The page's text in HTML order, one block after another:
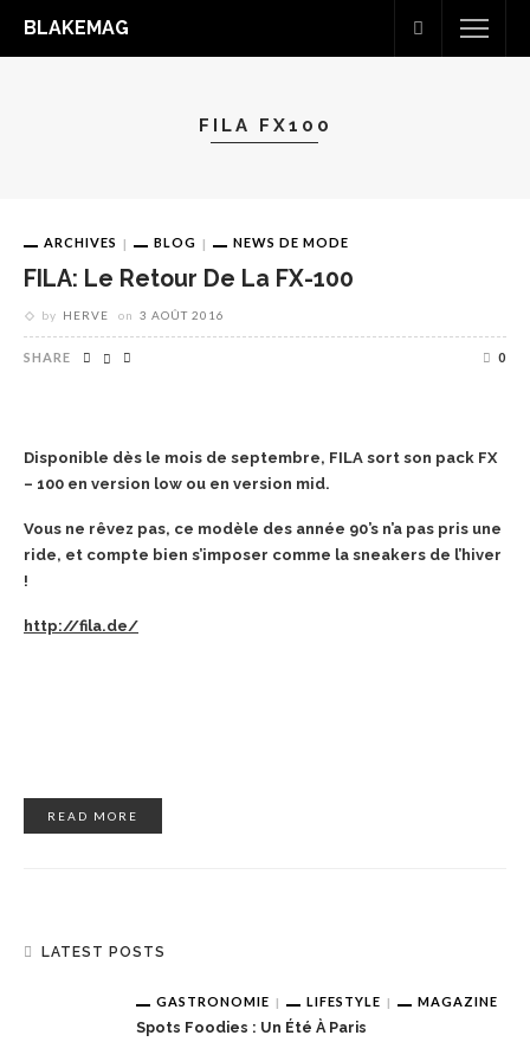
BLAKEMAG
FILA FX100
ARCHIVES BLOG NEWS DE MODE
FILA: Le Retour De La FX-100
by HERVE on 3 AOÛT 2016
SHARE 0
Disponible dès le mois de septembre, FILA sort son pack FX
– 100 en version low ou en version mid.
Vous ne rêvez pas, ce modèle des année 90’s n’a pas pris une
ride, et compte bien s’imposer comme la sneakers de l’hiver
!
http://fila.de/
READ MORE
LATEST POSTS
GASTRONOMIE LIFESTYLE MAGAZINE
Spots Foodies : Un Été À Paris